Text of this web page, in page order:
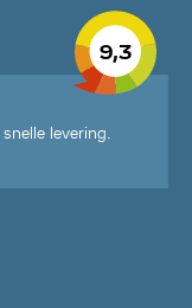
9,3
levering.